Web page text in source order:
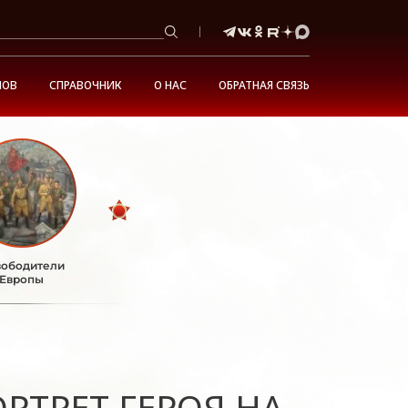
СПРАВОЧНИК О НАС ОБРАТНАЯ СВЯЗЬ
Европы